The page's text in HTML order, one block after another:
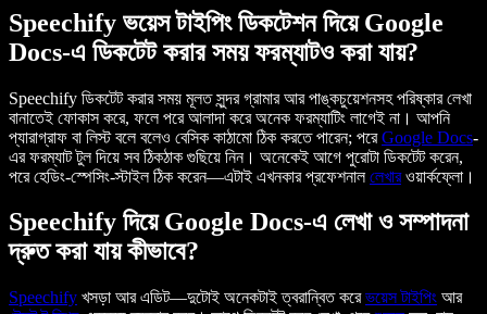
Speechify ভয়েস টাইপিং ডিকটেশন দিয়ে Google
Docs-এ ডিকটেট করার সময় ফরম্যাটও করা যায়?
Speechify ডিকটেট করার সময় মূলত সুন্দর গ্রামার আর পাঙ্কচুয়েশনসহ পরিষ্কার লেখা
বানাতেই ফোকাস করে, ফলে পরে আলাদা করে অনেক ফরম্যাটিং লাগেই না। আপনি
প্যারাগ্রাফ বা লিস্ট বলে বলেও বেসিক কাঠামো ঠিক করতে পারেন; পরেGoogle Docs-
এর ফরম্যাট টুল দিয়ে সব ঠিকঠাক গুছিয়ে নিন। অনেকেই আগে পুরোটা ডিকটেট করেন,
পরে হেডিং-স্পেসিং-স্টাইল ঠিক করেন—এটাই এখনকার প্রফেশনাললেখারওয়ার্কফ্লো।
Speechify দিয়ে Google Docs-এ লেখা ও সম্পাদনা
দ্রুত করা যায় কীভাবে?
Speechify খসড়া আর এডিট—দুটোই অনেকটাই ত্বরান্বিত করেভয়েস টাইপিং আর